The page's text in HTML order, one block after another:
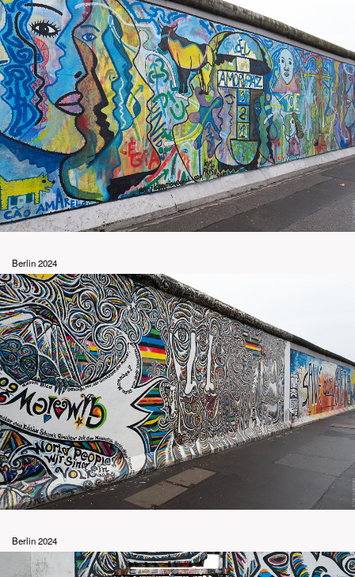
Berlin 2024
Berlin 2024